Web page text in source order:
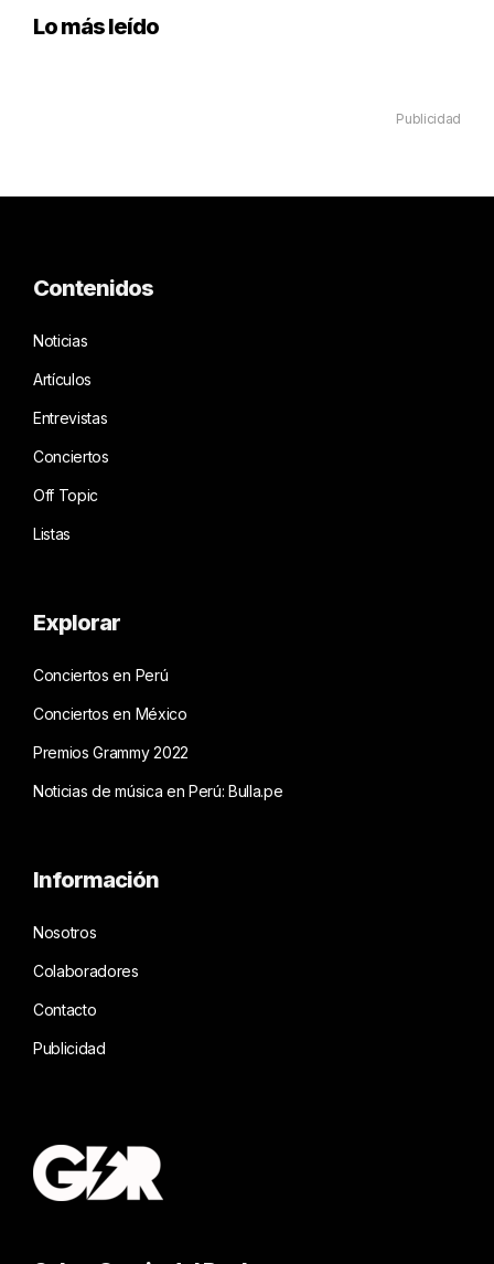
Lo más leído
Publicidad
Contenidos
Noticias
Artículos
Entrevistas
Conciertos
Off Topic
Listas
Explorar
Conciertos en Perú
Conciertos en México
Premios Grammy 2022
Noticias de música en Perú: Bulla.pe
Información
Nosotros
Colaboradores
Contacto
Publicidad